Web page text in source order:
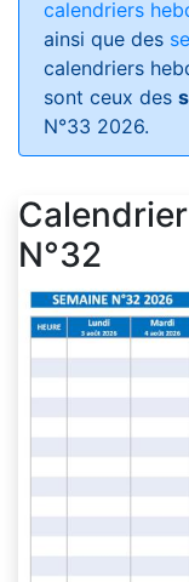
calendriers
ainsi que des
calendriers
sont ceux des
N°33 2026.
N°32